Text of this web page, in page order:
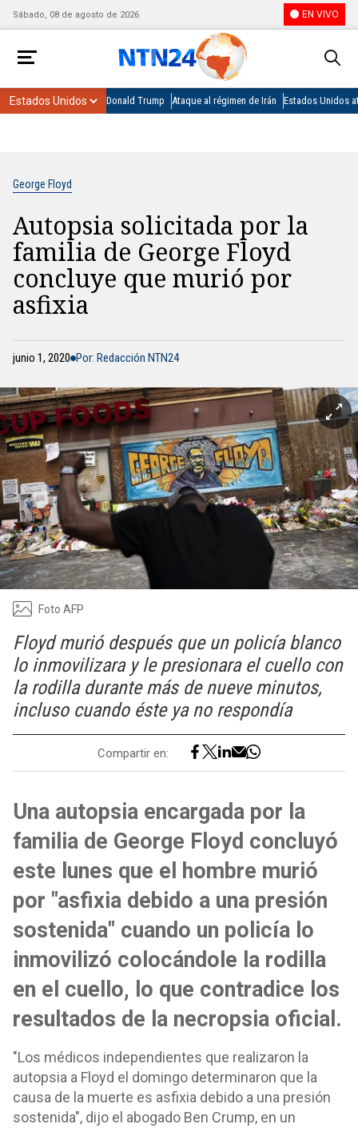
Sábado, 08 de agosto de 2026 EN VIVO
Donald Trump Ataque al régimen de Irán Estados Unidos
George Floyd
Autopsia solicitada por la
familia de George Floyd
concluye que murió por
asfixia
junio 1, 2020 Por: Redacción NTN24
Foto AFP
Floyd murió después que un policía blanco
lo inmovilizara y le presionara el cuello con
la rodilla durante más de nueve minutos,
incluso cuando éste ya no respondía
Compartir en:
Una autopsia encargada por la
familia de George Floyd concluyó
este lunes que el hombre murió
por "asfixia debido a una presión
sostenida" cuando un policía lo
inmovilizó colocándole la rodilla
en el cuello, lo que contradice los
resultados de la necropsia oficial.
"Los médicos independientes que realizaron la
autopsia a Floyd el domingo determinaron que la
causa de la muerte es asfixia debido a una presión
sostenida", dijo el abogado Ben Crump, en un